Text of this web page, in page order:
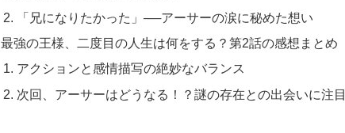
「兄になりたかった」──アーサーの涙に秘めた想い
最強の王様、二度目の人生は何をする？第2話の感想まとめ
アクションと感情描写の絶妙なバランス
次回、アーサーはどうなる！？謎の存在との出会いに注目